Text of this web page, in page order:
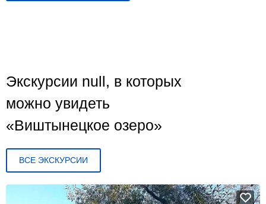
Экскурсии null, в которых
можно увидеть
«Виштынецкое озеро»
ВСЕ ЭКСКУРСИИ